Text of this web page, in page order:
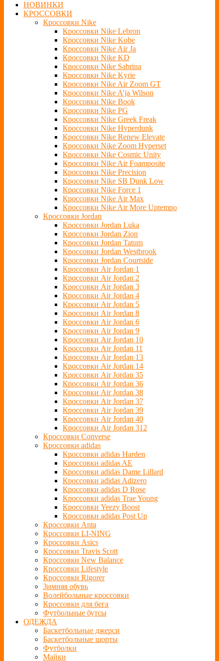
НОВИНКИ
КРОССОВКИ
Кроссовки Nike
Кроссовки Nike Lebron
Кроссовки Nike Kobe
Кроссовки Nike Air Ja
Кроссовки Nike KD
Кроссовки Nike Sabrina
Кроссовки Nike Kyrie
Кроссовки Nike Air Zoom GT
Кроссовки Nike A’ja Wilson
Кроссовки Nike Book
Кроссовки Nike PG
Кроссовки Nike Greek Freak
Кроссовки Nike Hyperdunk
Кроссовки Nike Renew Elevate
Кроссовки Nike Zoom Hyperset
Кроссовки Nike Cosmic Unity
Кроссовки Nike Air Foamposite
Кроссовки Nike Precision
Кроссовки Nike SB Dunk Low
Кроссовки Nike Force 1
Кроссовки Nike Air Max
Кроссовки Nike Air More Uptempo
Кроссовки Jordan
Кроссовки Jordan Luka
Кроссовки Jordan Zion
Кроссовки Jordan Tatum
Кроссовки Jordan Westbrook
Кроссовки Jordan Courtside
Кроссовки Air Jordan 1
Кроссовки Air Jordan 2
Кроссовки Air Jordan 3
Кроссовки Air Jordan 4
Кроссовки Air Jordan 5
Кроссовки Air Jordan 8
Кроссовки Air Jordan 6
Кроссовки Air Jordan 9
Кроссовки Air Jordan 10
Кроссовки Air Jordan 11
Кроссовки Air Jordan 13
Кроссовки Air Jordan 14
Кроссовки Air Jordan 35
Кроссовки Air Jordan 36
Кроссовки Air Jordan 38
Кроссовки Air Jordan 37
Кроссовки Air Jordan 39
Кроссовки Air Jordan 40
Кроссовки Air Jordan 312
Кроссовки Converse
Кроссовки adidas
Кроссовки adidas Harden
Кроссовки adidas AE
Кроссовки adidas Dame Lillard
Кроссовки adidas Adizero
Кроссовки adidas D Rose
Кроссовки adidas Trae Young
Кроссовки Yeezy Boost
Кроссовки adidas Post Up
Кроссовки Anta
Кроссовки LI-NING
Кроссовки Asics
Кроссовки Travis Scott
Кроссовки New Balance
Кроссовки Lifestyle
Кроссовки Rigorer
Зимняя обувь
Волейбольные кроссовки
Кроссовки для бега
Футбольные бутсы
ОДЕЖДА
Баскетбольные джерси
Баскетбольные шорты
Футболки
Майки